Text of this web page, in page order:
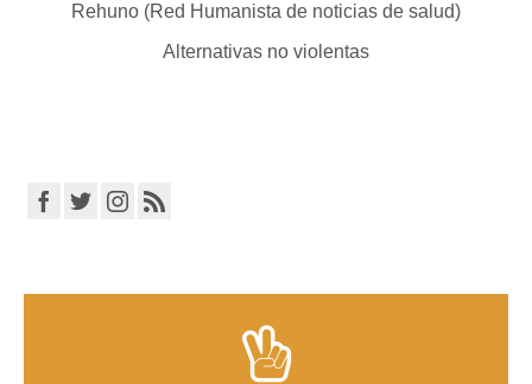
Rehuno (Red Humanista de noticias de salud)
Alternativas no violentas